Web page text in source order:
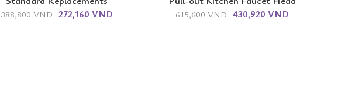
388,800 VND 272,160 VND 615,600 VND 430,920 VND